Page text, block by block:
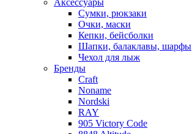
Аксессуары
Сумки, рюкзаки
Очки, маски
Кепки, бейсболки
Шапки, балаклавы, шарфы
Чехол для лыж
Бренды
Craft
Noname
Nordski
RAY
905 Victory Code